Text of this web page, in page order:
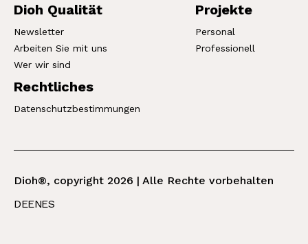
Dioh Qualität
Newsletter
Arbeiten Sie mit uns
Wer wir sind
Projekte
Personal
Professionell
Rechtliches
Datenschutzbestimmungen
Dioh®, copyright 2026 | Alle Rechte vorbehalten
DEENES